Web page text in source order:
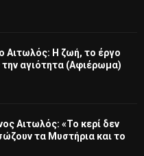
Αιτωλός: Η ζωή, το έργο
την αγιότητα (Αφιέρωμα)
Αιτωλός: «Το κερί δεν
τα Μυστήρια και το